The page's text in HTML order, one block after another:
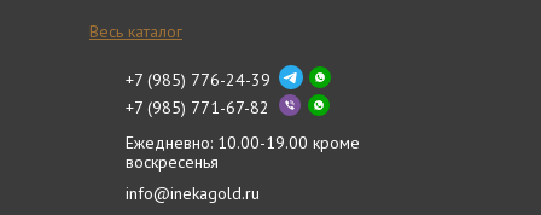
Весь каталог
+7 (985) 776-24-39
+7 (985) 771-67-82
Ежедневно: 10.00-19.00 кроме
воскресенья
info@inekagold.ru